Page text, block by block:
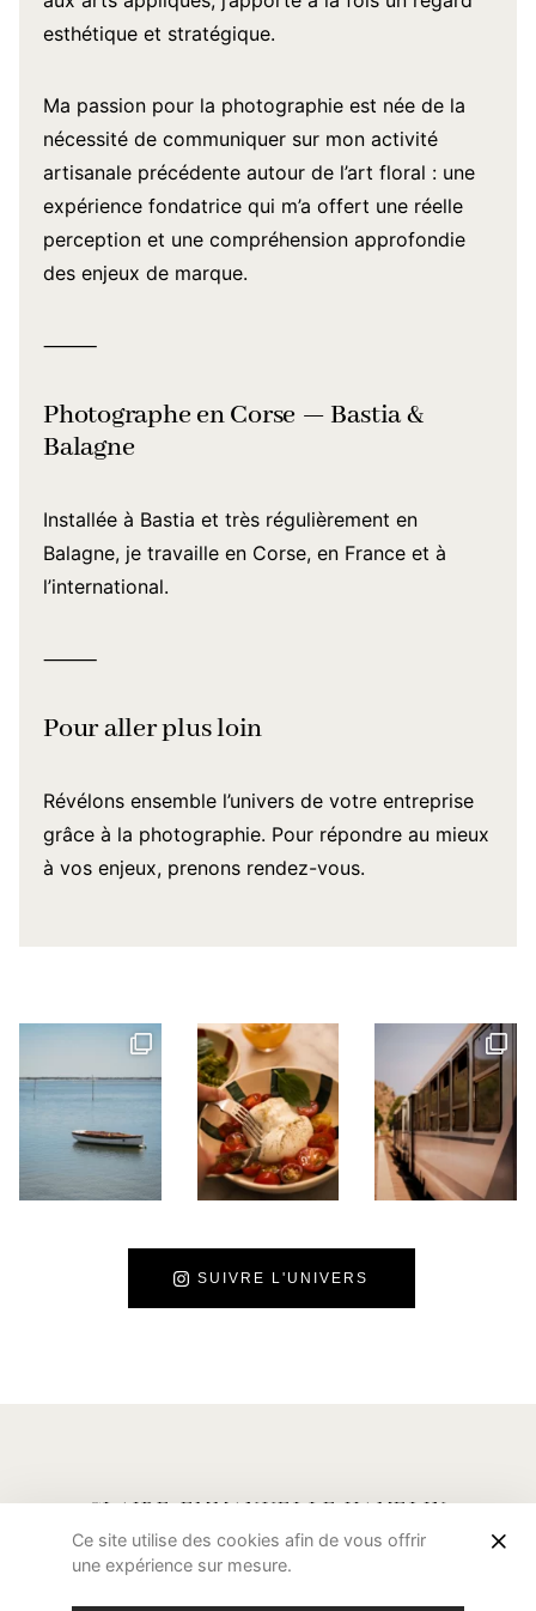
esthétique et stratégique.
Ma passion pour la photographie est née de la
nécessité de communiquer sur mon activité
artisanale précédente autour de l’art floral : une
expérience fondatrice qui m’a offert une réelle
perception et une compréhension approfondie
des enjeux de marque.
⸻
Photographe en Corse — Bastia &
Balagne
Installée à Bastia et très régulièrement en
Balagne, je travaille en Corse, en France et à
l’international.
⸻
Pour aller plus loin
Révélons ensemble l’univers de votre entreprise
grâce à la photographie. Pour répondre au mieux
à vos enjeux, prenons rendez-vous.
SUIVRE L'UNIVERS
CONTACTINSTAGRAM
Ce site utilise des cookies afin de vous offrir
une expérience sur mesure.